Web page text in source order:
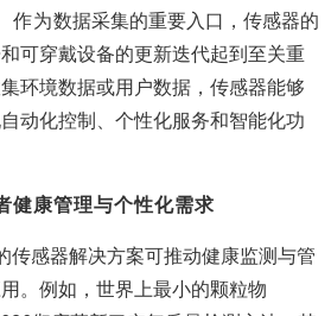
作为数据采集的重要入口，传感器的
可穿戴设备的更新迭代起到至关重
环境数据或用户数据，传感器能够
动化控制、个性化服务和智能化功
健康管理与个性化需求
传感器解决方案可推动健康监测与管
。例如，世界上最小的颗粒物